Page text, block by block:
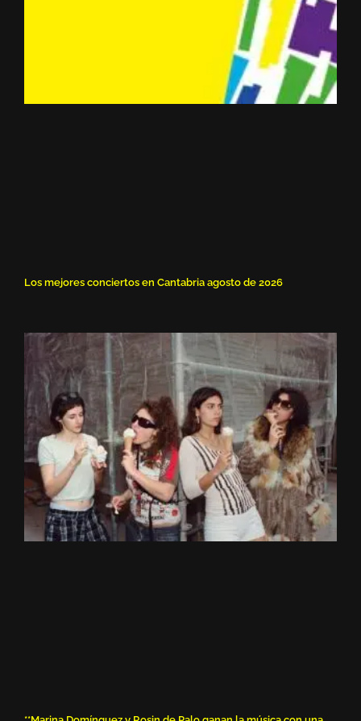
Los mejores conciertos en Cantabria agosto de 2026